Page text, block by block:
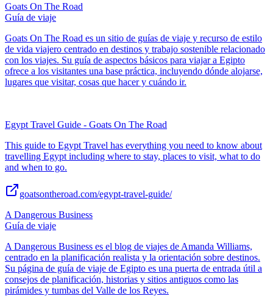
Goats On The Road
Guía de viaje
Goats On The Road es un sitio de guías de viaje y recurso de estilo
de vida viajero centrado en destinos y trabajo sostenible relacionado
con los viajes. Su guía de aspectos básicos para viajar a Egipto
ofrece a los visitantes una base práctica, incluyendo dónde alojarse,
lugares que visitar, cosas que hacer y cuándo ir.
Egypt Travel Guide - Goats On The Road
This guide to Egypt Travel has everything you need to know about
travelling Egypt including where to stay, places to visit, what to do
and when to go.
goatsontheroad.com/egypt-travel-guide/
A Dangerous Business
Guía de viaje
A Dangerous Business es el blog de viajes de Amanda Williams,
centrado en la planificación realista y la orientación sobre destinos.
Su página de guía de viaje de Egipto es una puerta de entrada útil a
consejos de planificación, historias y sitios antiguos como las
pirámides y tumbas del Valle de los Reyes.